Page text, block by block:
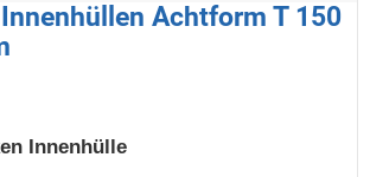
Achtform T 150
Innenhülle